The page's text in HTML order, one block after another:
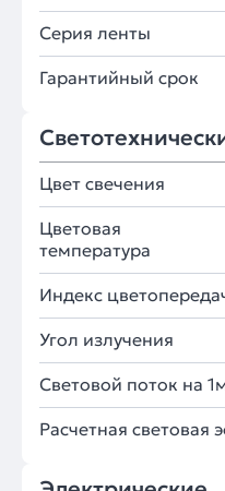
Серия ленты
Гарантийный срок
Цвет свечения
Цветовая
температура
Индекс
Угол излучения
Световой поток на
Расчетная световая